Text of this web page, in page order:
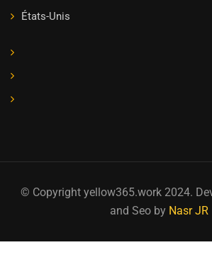
États-Unis
© Copyright yellow365.work 2024.
and Seo by Nasr JR